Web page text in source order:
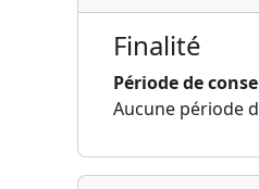
Finalité
Période de
Aucune période